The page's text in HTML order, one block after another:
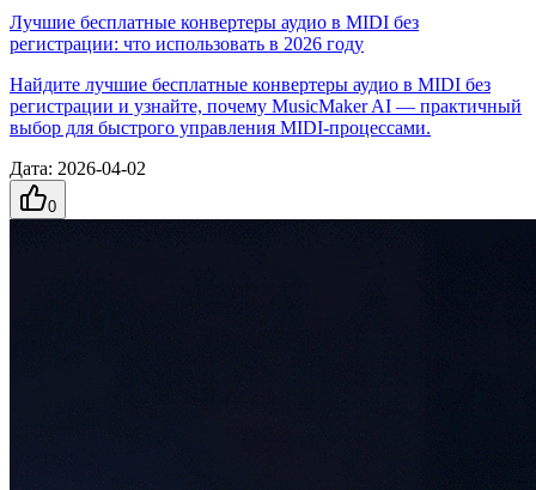
Лучшие бесплатные конвертеры аудио в MIDI без
регистрации: что использовать в 2026 году
Найдите лучшие бесплатные конвертеры аудио в MIDI без
регистрации и узнайте, почему MusicMaker AI — практичный
выбор для быстрого управления MIDI‑процессами.
Дата: 2026-04-02
0